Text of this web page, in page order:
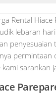
Rental Hiace
lebaran
penyesuaian
permintaan
sarankan